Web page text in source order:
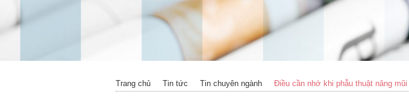
Trang chủ Tin tức Tin chuyên ngành Điều cần nhớ khi phẫu thuật nâng mũi